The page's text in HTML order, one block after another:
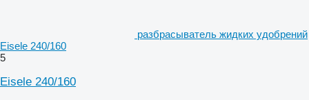
разбрасыватель жидких удобрений
Eisele 240/160
5
Eisele 240/160